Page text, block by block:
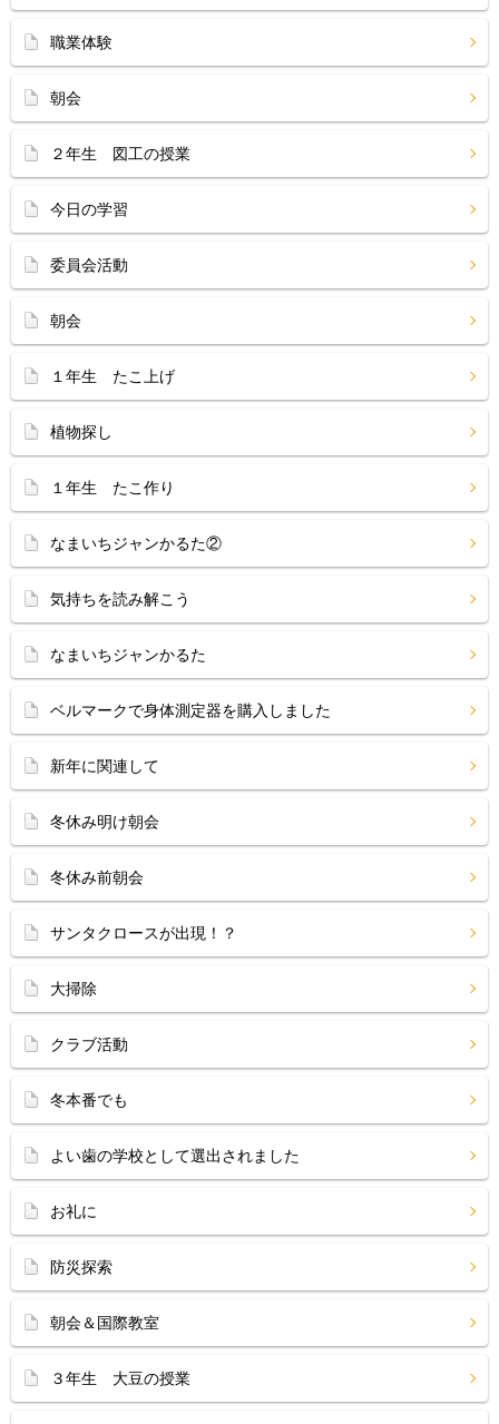
職業体験
朝会
２年生 図工の授業
今日の学習
委員会活動
朝会
１年生 たこ上げ
植物探し
１年生 たこ作り
なまいちジャンかるた②
気持ちを読み解こう
なまいちジャンかるた
ベルマークで身体測定器を購入しました
新年に関連して
冬休み明け朝会
冬休み前朝会
サンタクロースが出現！？
大掃除
クラブ活動
冬本番でも
よい歯の学校として選出されました
お礼に
防災探索
朝会＆国際教室
３年生 大豆の授業